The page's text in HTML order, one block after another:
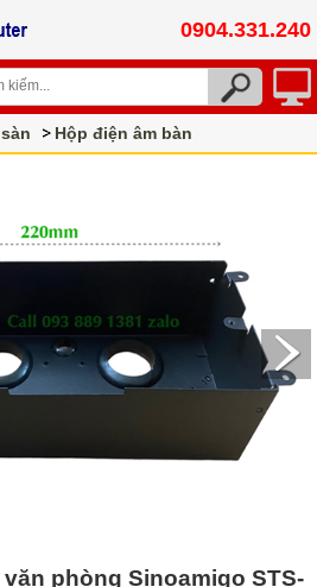
0904.331.240
Hộp điện âm bàn
phòng Sinoamigo STS-